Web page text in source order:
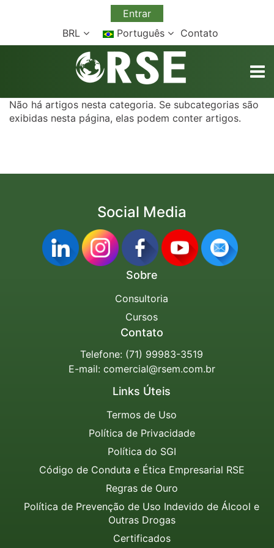
Entrar
BRL
Português Contato
Não há artigos nesta categoria. Se subcategorias são
exibidas nesta página, elas podem conter artigos.
Social Media
Sobre
Consultoria
Cursos
Contato
Telefone: (71) 99983-3519
E-mail: comercial@rsem.com.br
Links Úteis
Termos de Uso
Política de Privacidade
Política do SGI
Código de Conduta e Ética Empresarial RSE
Regras de Ouro
Política de Prevenção de Uso Indevido de Álcool e
Outras Drogas
Certificados